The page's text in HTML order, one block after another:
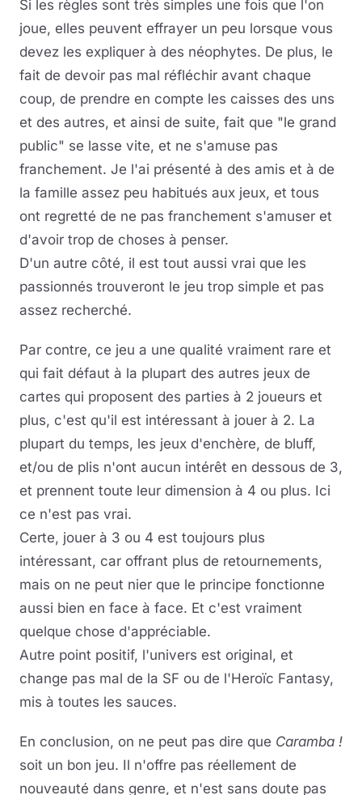
Si les règles sont très simples une fois que l'on
joue, elles peuvent effrayer un peu lorsque vous
devez les expliquer à des néophytes. De plus, le
fait de devoir pas mal réfléchir avant chaque
coup, de prendre en compte les caisses des uns
et des autres, et ainsi de suite, fait que "le grand
public" se lasse vite, et ne s'amuse pas
franchement. Je l'ai présenté à des amis et à de
la famille assez peu habitués aux jeux, et tous
ont regretté de ne pas franchement s'amuser et
d'avoir trop de choses à penser.
D'un autre côté, il est tout aussi vrai que les
passionnés trouveront le jeu trop simple et pas
assez recherché.
Par contre, ce jeu a une qualité vraiment rare et
qui fait défaut à la plupart des autres jeux de
cartes qui proposent des parties à 2 joueurs et
plus, c'est qu'il est intéressant à jouer à 2. La
plupart du temps, les jeux d'enchère, de bluff,
et/ou de plis n'ont aucun intérêt en dessous de 3,
et prennent toute leur dimension à 4 ou plus. Ici
ce n'est pas vrai.
Certe, jouer à 3 ou 4 est toujours plus
intéressant, car offrant plus de retournements,
mais on ne peut nier que le principe fonctionne
aussi bien en face à face. Et c'est vraiment
quelque chose d'appréciable.
Autre point positif, l'univers est original, et
change pas mal de la SF ou de l'Heroïc Fantasy,
mis à toutes les sauces.
En conclusion, on ne peut pas dire que Caramba !
soit un bon jeu. Il n'offre pas réellement de
nouveauté dans genre, et n'est sans doute pas